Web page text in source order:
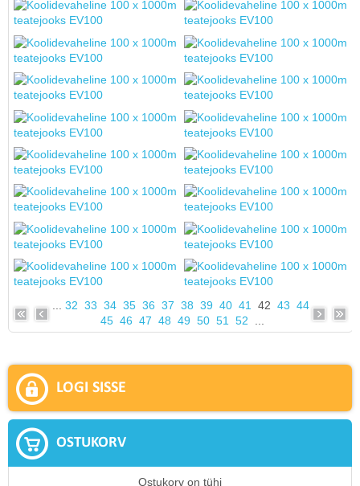
32 33 34 35 36 37 38 39 40 41 42 43 44
45 46 47 48 49 50 51 52
LOGI SISSE
OSTUKORV
Ostukorv on tühi